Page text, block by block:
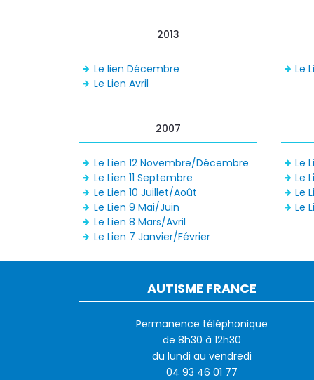
2013
Le lien Décembre
Le Lien Avril
Le
2007
Le Lien 12 Novembre/Décembre
Le Lien 11 Septembre
Le Lien 10 Juillet/Août
Le Lien 9 Mai/Juin
Le Lien 8 Mars/Avril
Le Lien 7 Janvier/Février
Le
Le
Le
Le
AUTISME FRANCE
Permanence téléphonique
de 8h30 à 12h30
du lundi au vendredi
04 93 46 01 77